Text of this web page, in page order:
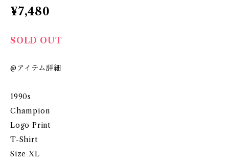
¥7,480
SOLD OUT
@アイテム詳細
1990s
Champion
Logo Print
T-Shirt
Size XL